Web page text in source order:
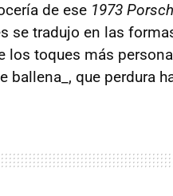
de ese 1973
se tradujo en las
los toques más
ballena_, que perdura